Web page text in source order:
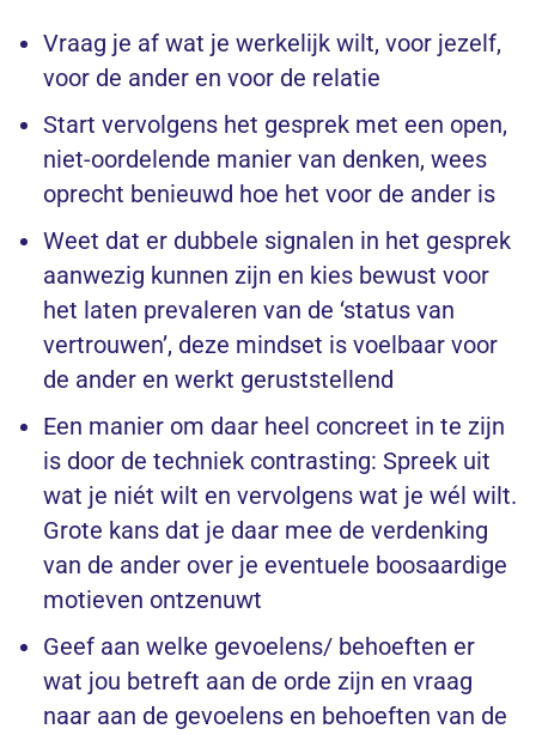
Vraag je af wat je werkelijk wilt, voor jezelf,
voor de ander en voor de relatie
Start vervolgens het gesprek met een open,
niet-oordelende manier van denken, wees
oprecht benieuwd hoe het voor de ander is
Weet dat er dubbele signalen in het gesprek
aanwezig kunnen zijn en kies bewust voor
het laten prevaleren van de ‘status van
vertrouwen’, deze mindset is voelbaar voor
de ander en werkt geruststellend
Een manier om daar heel concreet in te zijn
is door de techniek contrasting: Spreek uit
wat je niét wilt en vervolgens wat je wél wilt.
Grote kans dat je daar mee de verdenking
van de ander over je eventuele boosaardige
motieven ontzenuwt
Geef aan welke gevoelens/ behoeften er
wat jou betreft aan de orde zijn en vraag
naar aan de gevoelens en behoeften van de